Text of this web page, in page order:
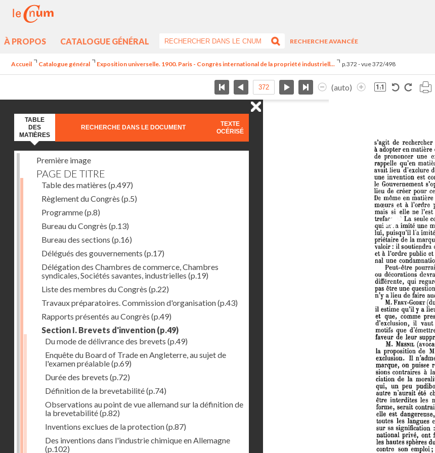
À PROPOS CATALOGUE GÉNÉRAL
RECHERCHE AVANCÉE
Accueil Catalogue général Exposition universelle. 1900. Paris - Congrès international de la propriété industriell... p.372 - vue 372/498
(auto)
TABLE
DES
MATIÈRES
RECHERCHE DANS LE DOCUMENT
TEXTE
OCÉRISÉ
Première image
PAGE DE TITRE
Table des matières (p.497)
Règlement du Congrès (p.5)
Programme(p.8)
Bureau du Congrès (p.13)
Bureau des sections (p.16)
Délégués des gouvernements (p.17)
Délégation des Chambres de commerce, Chambres
syndicales, Sociétés savantes, industrielles (p.19)
Liste des membres du Congrès (p.22)
Travaux préparatoires. Commission d'organisation(p.43)
Rapports présentés au Congrès (p.49)
Section I. Brevets d'invention (p.49)
Du mode de délivrance des brevets (p.49)
Enquête du Board of Trade en Angleterre, au sujet de
l'examen préalable(p.69)
Durée des brevets (p.72)
Définition de la brevetabilité(p.74)
Observations au point de vue allemand sur la définition de
la brevetabilité(p.82)
Inventions exclues de la protection(p.87)
Des inventions dans l'industrie chimique en Allemagne
(p.102)